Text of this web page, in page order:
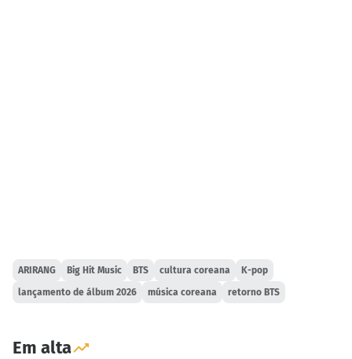
ARIRANG Big Hit Music BTS cultura coreana K-pop
lançamento de álbum 2026 música coreana retorno BTS
Em alta